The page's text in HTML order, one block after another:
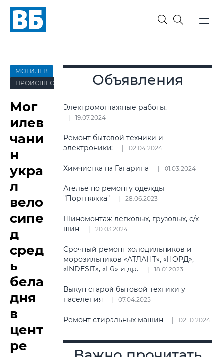
МОГИЛЕВ
ПРОИСШЕСТВИЯ
Мог
илев
чани
н
укра
л
вело
сипе
д
сред
ь
бела
дня
в
цент
ре
Объявления
Электромонтажные работы.
19.07.2024
Ремонт бытовой техники и
электроники:
02.04.2024
Химчистка на Гагарина 01.03.2024
Ателье по ремонту одежды
"Портняжка"
28.06.2023
Шиномонтаж легковых, грузовых, с/х
шин
20.03.2024
Срочный ремонт холодильников и
морозильников «АТЛАНТ», «НОРД»,
«INDESIT», «LG» и др.
18.01.2023
Выкуп старой бытовой техники у
населения
07.04.2025
Ремонт стиральных машин 02.10.2024